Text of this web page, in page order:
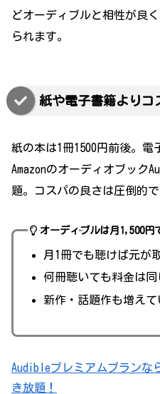
どオーディブルと相性が良
られます。
紙や電子書籍よりコ
紙の本は1冊1500円前後。電
Amazonのオーディオブック
題。コスパの良さは圧倒的で
オーディブルは月1,500円
月1冊でも聴けば元が
何冊聴いても料金は同
新作・話題作も増えて
Audibleプレミアムプランな
き放題！